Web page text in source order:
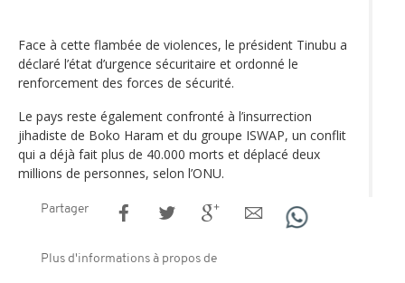
Face à cette flambée de violences, le président Tinubu a
déclaré l’état d’urgence sécuritaire et ordonné le
renforcement des forces de sécurité.
Le pays reste également confronté à l’insurrection
jihadiste de Boko Haram et du groupe ISWAP, un conflit
qui a déjà fait plus de 40.000 morts et déplacé deux
millions de personnes, selon l’ONU.
Partager
Plus d'informations à propos de